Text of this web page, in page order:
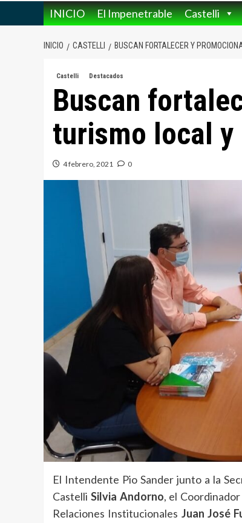
INICIO El Impenetrable Castelli
INICIO CASTELLI BUSCAN FORTALECER Y
Castelli Destacados
Buscan
turismo local y
4 febrero, 2021 0
El Intendente Pio Sander junto a la
Castelli Silvia Andorno, el
Relaciones Institucionales Juan José